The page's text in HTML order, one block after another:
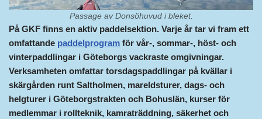
Passage av Donsöhuvud i bleket.
På GKF finns en aktiv paddelsektion. Varje år tar vi fram ett
omfattande paddelprogram för vår-, sommar-, höst- och
vinterpaddlingar i Göteborgs vackraste omgivningar.
Verksamheten omfattar torsdagspaddlingar på kvällar i
skärgården runt Saltholmen, mareldsturer, dags- och
helgturer i Göteborgstrakten och Bohuslän, kurser för
medlemmar i rollteknik, kamraträddning, säkerhet och